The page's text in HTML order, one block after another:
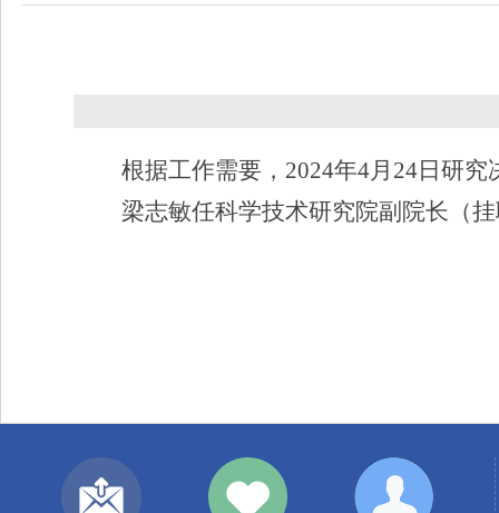
根据工作需要， 2024年4月 24日研究
梁志敏任科学技术研究院副院长（